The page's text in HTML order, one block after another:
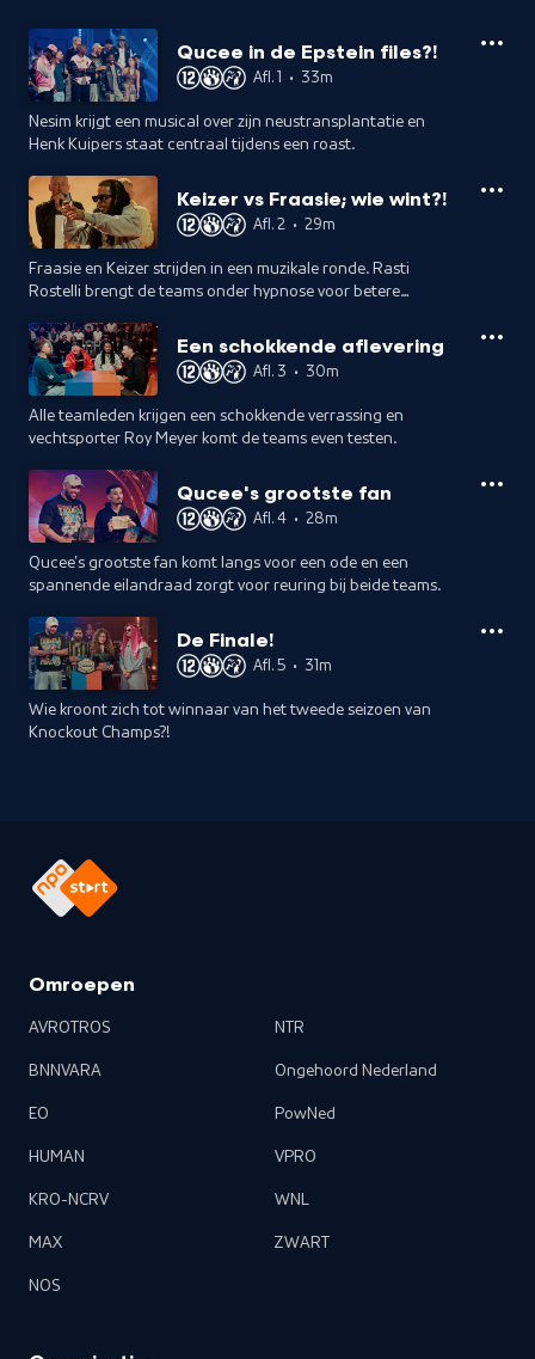
Qucee in de Epstein files?!
Afl. 1 • 33m
Nesim krijgt een musical over zijn neustransplantatie en
Henk Kuipers staat centraal tijdens een roast.
Keizer vs Fraasie; wie wint?!
Afl. 2 • 29m
Fraasie en Keizer strijden in een muzikale ronde. Rasti
Rostelli brengt de teams onder hypnose voor betere
Een schokkende aflevering
Afl. 3 • 30m
Alle teamleden krijgen een schokkende verrassing en
vechtsporter Roy Meyer komt de teams even testen.
Qucee's grootste fan
Afl. 4 • 28m
Qucee's grootste fan komt langs voor een ode en een
spannende eilandraad zorgt voor reuring bij beide teams.
De Finale!
Afl. 5 • 31m
Wie kroont zich tot winnaar van het tweede seizoen van
Knockout Champs?!
Omroepen
AVROTROS
BNNVARA
EO
HUMAN
KRO-NCRV
MAX
NOS
NTR
Ongehoord Nederland
PowNed
VPRO
WNL
ZWART